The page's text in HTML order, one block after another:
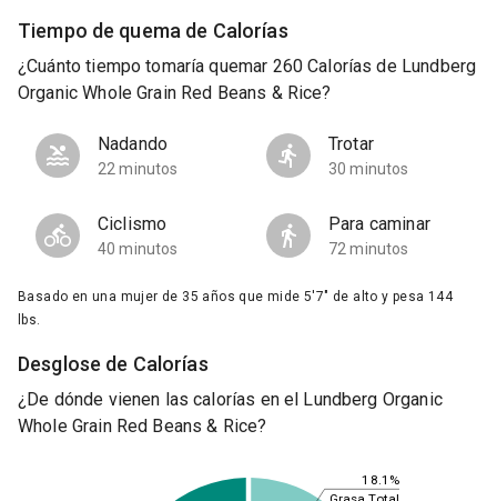
Tiempo de quema de Calorías
¿Cuánto tiempo tomaría quemar 260 Calorías de Lundberg
Organic Whole Grain Red Beans & Rice?
Nadando
22 minutos
Trotar
30 minutos
Ciclismo
40 minutos
Para caminar
72 minutos
Basado en una mujer de 35 años que mide 5'7" de alto y pesa 144
lbs.
Desglose de Calorías
¿De dónde vienen las calorías en el Lundberg Organic
Whole Grain Red Beans & Rice?
18.1%